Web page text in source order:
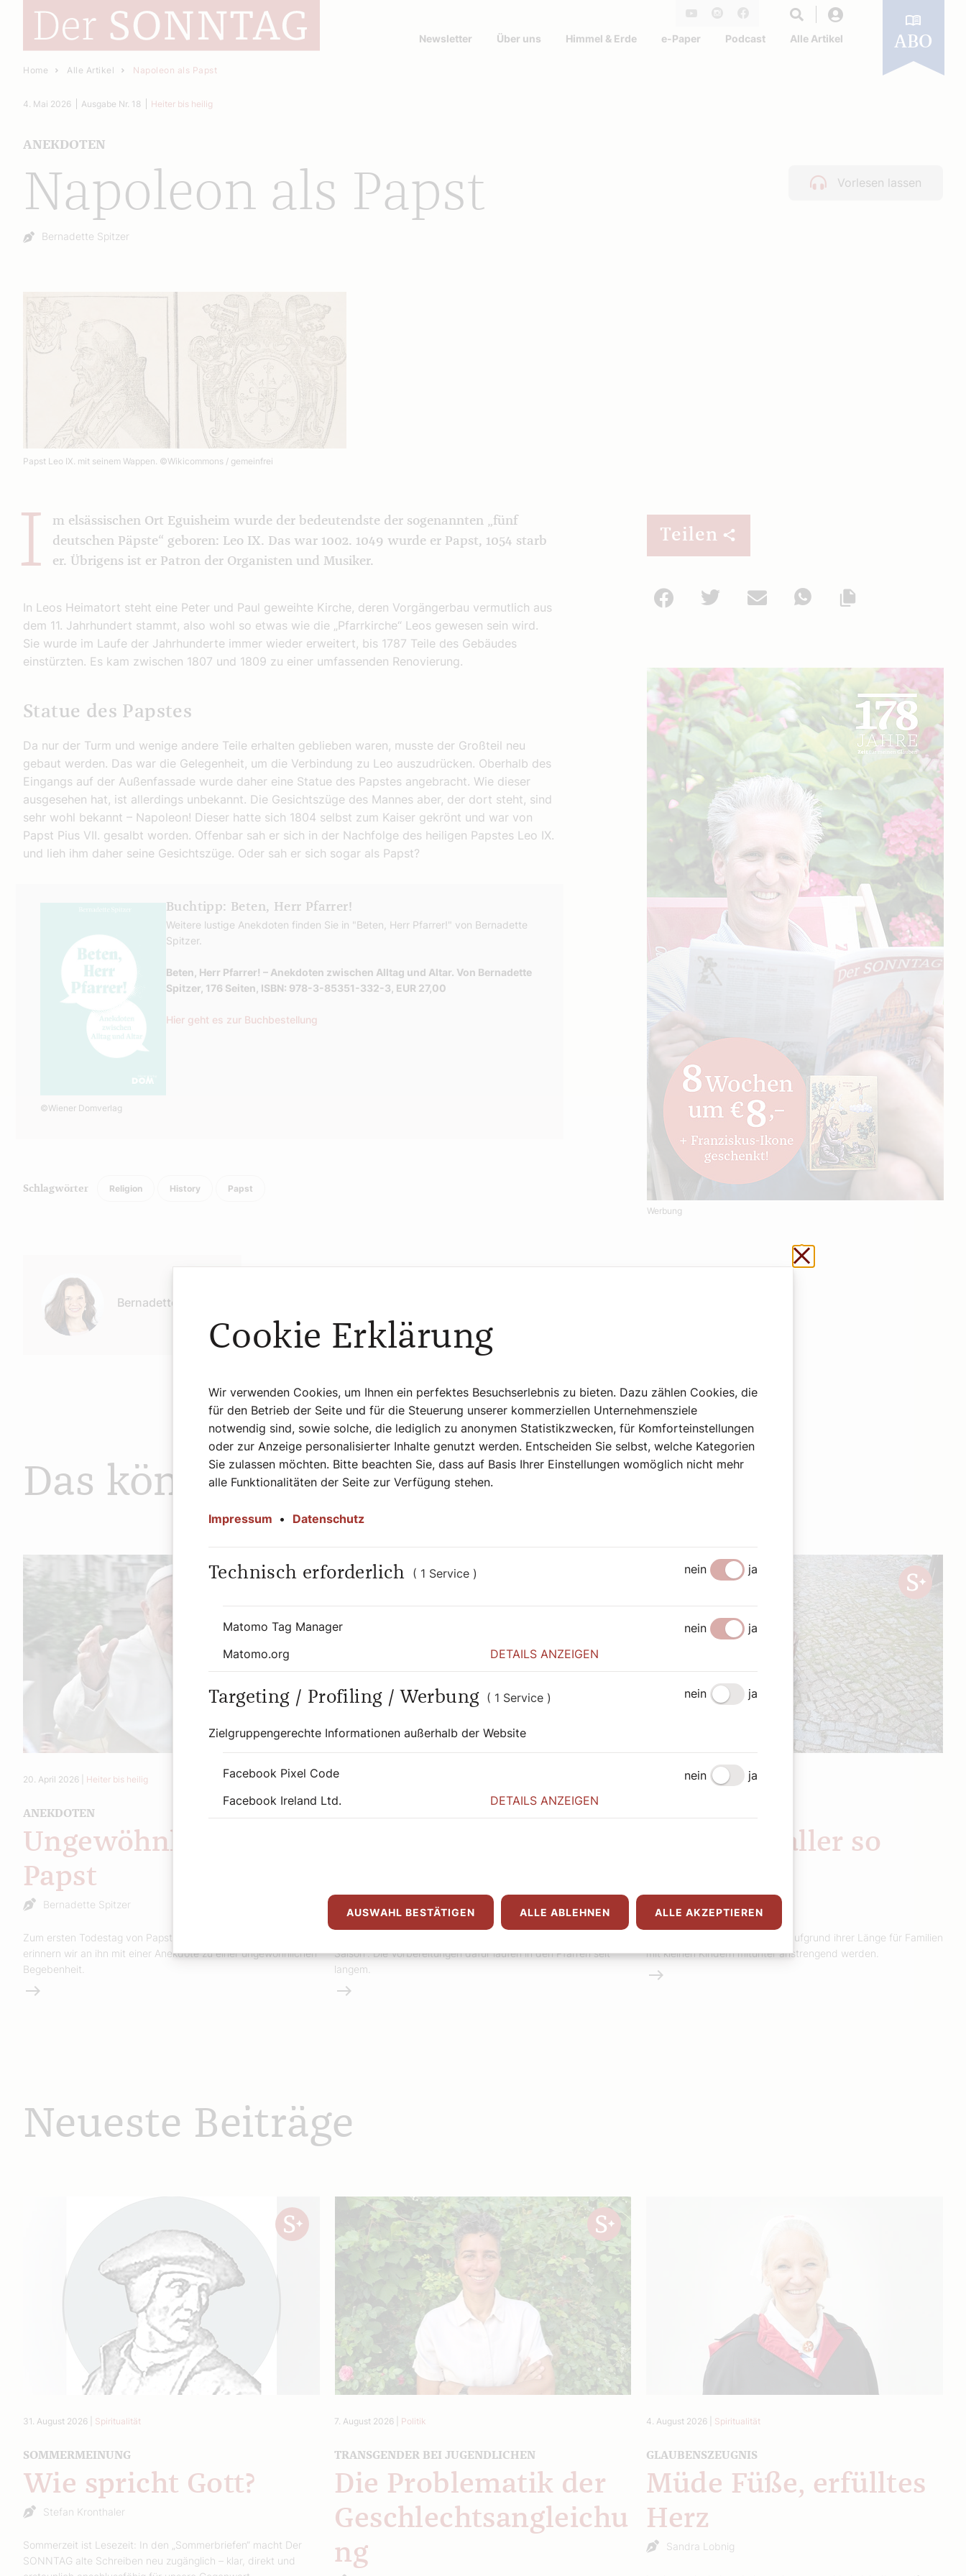
Facebook
Newsletter Über uns Himmel & Erde e-Paper Podcast Alle Artikel ABO
Home Alle Artikel Napoleon als Papst
Vorlesen lassen
Napoleon als Papst
ANEKDOTEN
4. Mai 2026 Ausgabe Nr. 18 Heiter bis heilig
Autor:
Bernadette Spitzer
Papst Leo IX. mit seinem Wappen. ©Wikicommons / gemeinfrei
I
m elsässischen Ort Eguisheim wurde der bedeutendste der sogenannten „fünf
deutschen Päpste“ geboren: Leo IX. Das war 1002. 1049 wurde er Papst, 1054 starb
er. Übrigens ist er Patron der Organisten und Musiker.
In Leos Heimatort steht eine Peter und Paul geweihte Kirche, deren Vorgängerbau vermutlich aus
dem 11. Jahrhundert stammt, also wohl so etwas wie die „Pfarrkirche“ Leos gewesen sein wird.
Sie wurde im Laufe der Jahrhunderte immer wieder erweitert, bis 1787 Teile des Gebäudes
einstürzten. Es kam zwischen 1807 und 1809 zu einer umfassenden Renovierung.
Statue des Papstes
Da nur der Turm und wenige andere Teile erhalten geblieben waren, musste der Großteil neu
gebaut werden. Das war die Gelegenheit, um die Verbindung zu Leo auszudrücken. Oberhalb des
Eingangs auf der Außenfassade wurde daher eine Statue des Papstes angebracht. Wie dieser
ausgesehen hat, ist allerdings unbekannt. Die Gesichtszüge des Mannes aber, der dort steht, sind
sehr wohl bekannt – Napoleon! Dieser hatte sich 1804 selbst zum Kaiser gekrönt und war von
Papst Pius VII. gesalbt worden. Offenbar sah er sich in der Nachfolge des heiligen Papstes Leo IX.
und lieh ihm daher seine Gesichtszüge. Oder sah er sich sogar als Papst?
©Wiener Domverlag
Buchtipp: Beten, Herr Pfarrer!
Weitere lustige Anekdoten finden Sie in "Beten, Herr Pfarrer!" von Bernadette
Spitzer.
Beten, Herr Pfarrer! – Anekdoten zwischen Alltag und Altar. Von Bernadette
Spitzer, 176 Seiten, ISBN: 978-3-85351-332-3, EUR 27,00
Hier geht es zur Buchbestellung
Schlagwörter Religion History Papst
Bernadette Spitzer
Teilen
Facebook
Twitter Mail
WhatsApp
Werbung
Das könnte Sie auch interessieren
20. April 2026 Heiter bis heilig
ANEKDOTEN
Ungewöhnlicher
Papst
Bernadette Spitzer
Zum ersten Todestag von Papst Franziskus am 21. April
erinnern wir an ihn mit einer Anekdote zu einer ungewöhnlichen
Begebenheit.
Weiterlesen
8. April 2026
Bernadette Spitzer
Saison“. Die Vorbereitungen dafür laufen in den Pfarren seit
langem.
Weiterlesen
7. April 2026 | Heiter bis heilig
Wen man aller so
Die Feier der Osternacht kann aufgrund ihrer Länge für Familien
mit kleinen Kindern mitunter anstrengend werden.
Weiterlesen
Neueste Beiträge
31. August 2026 Spiritualität
SOMMERMEINUNG
Wie spricht Gott?
Stefan Kronthaler
Sommerzeit ist Lesezeit: In den „Sommerbriefen“ macht Der
SONNTAG alte Schreiben neu zugänglich – klar, direkt und
7. August 2026 Politik
TRANSGENDER BEI JUGENDLICHEN
Die Problematik der
Geschlechtsangleichu
ng
4. August 2026 Spiritualität
GLAUBENSZEUGNIS
Müde Füße, erfülltes
Herz
Sandra Lobnig
Schließen ohne zu
Cookie Erklärung
Wir verwenden Cookies, um Ihnen ein perfektes Besuchserlebnis zu bieten. Dazu zählen Cookies, die
für den Betrieb der Seite und für die Steuerung unserer kommerziellen Unternehmensziele
notwendig sind, sowie solche, die lediglich zu anonymen Statistikzwecken, für Komforteinstellungen
oder zur Anzeige personalisierter Inhalte genutzt werden. Entscheiden Sie selbst, welche Kategorien
Sie zulassen möchten. Bitte beachten Sie, dass auf Basis Ihrer Einstellungen womöglich nicht mehr
alle Funktionalitäten der Seite zur Verfügung stehen.
Impressum • Datenschutz
Technisch erforderlich ( 1 Service ) nein ja
Matomo Tag Manager nein
ja
Matomo.org
DETAILS ANZEIGEN
Targeting / Profiling / Werbung ( 1 Service )
Zielgruppengerechte Informationen außerhalb der Website
nein ja
Facebook Pixel Code nein
ja
Facebook Ireland Ltd.
DETAILS ANZEIGEN
AUSWAHL BESTÄTIGEN ALLE ABLEHNEN ALLE AKZEPTIEREN